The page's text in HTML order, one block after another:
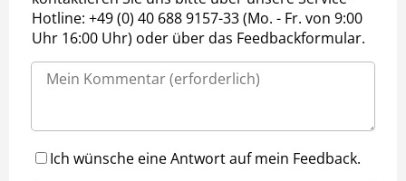
Hotline: +49 (0) 40 688 9157-33 (Mo. - Fr. von 9:00
Uhr 16:00 Uhr) oder über das Feedbackformular.
Ich wünsche eine Antwort auf mein Feedback.